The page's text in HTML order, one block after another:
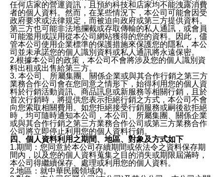
任何店家的營運資訊，且預約科技和店家均不能洩露消費
者的個人資料。然而，在某些情況下，本公司可能會因受
政府要求或法律規定，而被迫向政府或第三方提供資料。
第三方也可能非法地攔截或存取傳輸的私人通訊，或會員
可能濫用或誤用從本公司網站獲得的您的資料。因此，儘
管本公司使用企業標準的保護措施來保護您的隱私，本公
司並未承諾您的個人識別資料或私人通訊將永遠保密。
2.根據本公司的政策，本公司不會將涉及您的個人識別資
料出租或出售給第三方。
3. 本公司、所屬集團、關係企業或與其合作行銷之第三方
業務合作公司會在您同意之情形下，始得利用您的個人資
料於行銷活動資訊、商品訊息或新服務等相關行銷，且於
首次行銷時，將提供您表示拒絕行銷之方式，本公司不會
向您索取相關費用。如您拒絕接受行銷服務或嗣後欲拒絕
時，均可隨時通知本公司，本公司、所屬集團、關係企業
或與其合作行銷之第三方業務合作公司或第三方業務合作
公司將立即停止利用您的個人資料行銷。
四、個人資料利用之期間、地區、對象及方式如下
1.期間：您同意於本公司存續期間或依法令之資料保存期
間內，以及您的個人資料蒐集之目的消失或期限屆滿時，
本公司得繼續保存、處理或利用您的個人資料。
2.地區：就中華民國領域內。